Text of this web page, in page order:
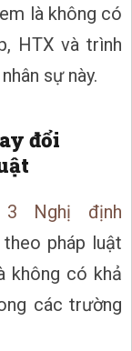
là không có
HTX và trình
sự này.
đổi
Nghị định
pháp luật
không có khả
các trường